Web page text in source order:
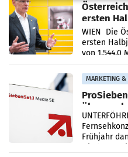
ersten
WIEN Die
ersten
von 1.544,0
einem Plus
MARKETING &
Frühjahr